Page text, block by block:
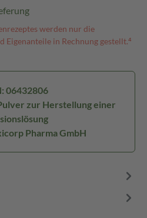
werden nur die
Eigenanteile in Rechnung gestellt.⁴
06432806
zur Herstellung einer
Pharma GmbH